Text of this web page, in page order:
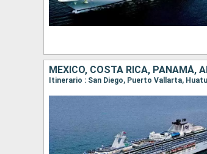
MÉXICO, COSTA RICA, PANAMÁ,